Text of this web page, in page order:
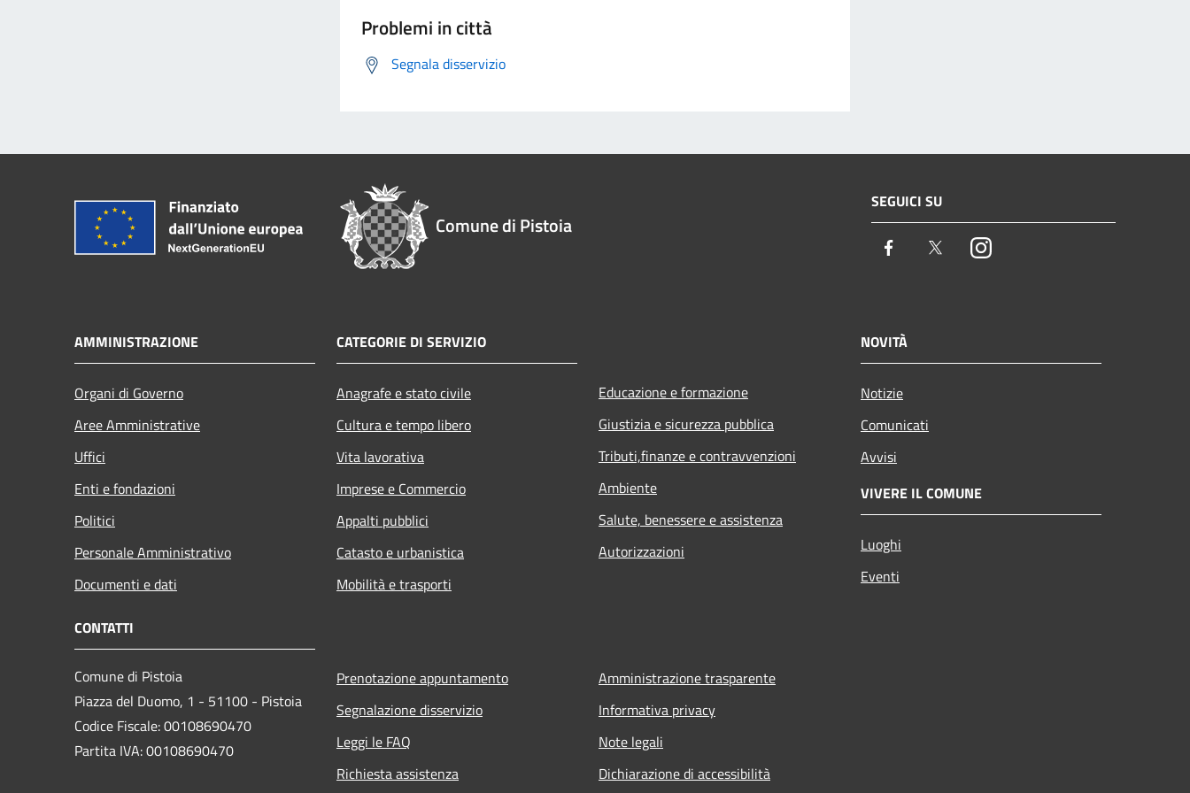
Problemi in città
Segnala disservizio
Comune di Pistoia
SEGUICI SU
Facebook TwitterInstagram
AMMINISTRAZIONE
Organi di Governo
Aree Amministrative
Uffici
Enti e fondazioni
Politici
Personale Amministrativo
Documenti e dati
CATEGORIE DI SERVIZIO
Anagrafe e stato civile
Cultura e tempo libero
Vita lavorativa
Imprese e Commercio
Appalti pubblici
Catasto e urbanistica
Mobilità e trasporti
Educazione e formazione
Giustizia e sicurezza pubblica
Tributi,finanze e contravvenzioni
Ambiente
Salute, benessere e assistenza
Autorizzazioni
NOVITÀ
Notizie
Comunicati
Avvisi
VIVERE IL COMUNE
Luoghi
Eventi
CONTATTI
Comune di Pistoia
Piazza del Duomo, 1 - 51100 - Pistoia
Codice Fiscale: 00108690470
Partita IVA: 00108690470
Prenotazione appuntamento
Segnalazione disservizio
Leggi le FAQ
Richiesta assistenza
Amministrazione trasparente
Informativa privacy
Note legali
Dichiarazione di accessibilità